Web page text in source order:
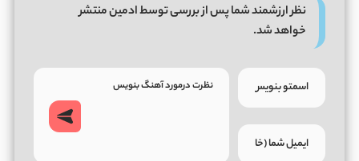
نظر ارزشمند شما پس از بررسی توسط ادمین منتشر
خواهد شد.